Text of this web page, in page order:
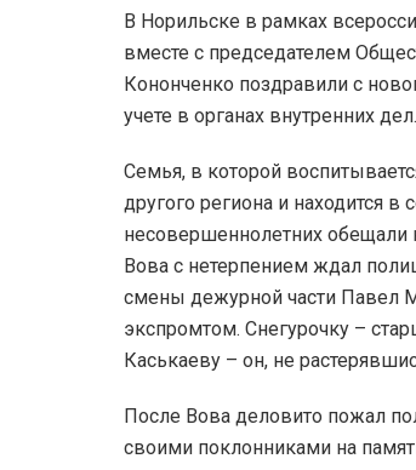
В Норильске в рамках
вместе с председателем
Кононченко поздравили с
учете в органах внутренних дел.
Семья, в которой
другого региона и находится
несовершеннолетних обещали
Вова с нетерпением ждал
смены дежурной части Павел
экспромтом. Снегурочку –
Каськаеву – он, не
После Вова деловито пожал
своими поклонниками на